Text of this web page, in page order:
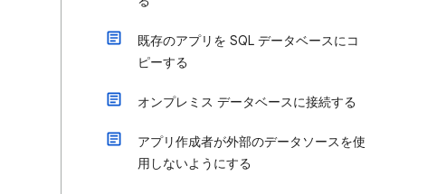
既存のアプリを SQL データベースにコ
ピーする
オンプレミス データベースに接続する
アプリ作成者が外部のデータソースを使
用しないようにする